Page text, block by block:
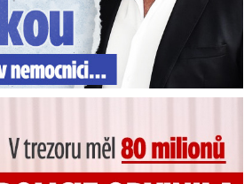
Policie obvinila exšéfa železnic!